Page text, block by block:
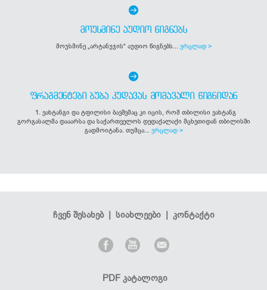
ᲛᲝᲣᲡᲛᲘᲜᲔ ᲐᲣᲓᲘᲝ ᲬᲘᲒᲜᲔᲑᲡ
მოუსმინე „არტანუჯის“ აუდიო წიგნებს... ვრცლად >
ᲤᲠᲐᲒᲛᲔᲜᲢᲔᲑᲘ ᲑᲣᲑᲐ ᲙᲣᲓᲐᲕᲐᲡ ᲛᲝᲛᲐᲕᲐᲚᲘ ᲬᲘᲒᲜᲘᲓᲐᲜ
1. ვახტანგი და ტფილისი ბავშვმაც კი იცის, რომ თბილისი ვახტანგ
გორგასალმა დააარსა და საქართველოს დედაქალაქი მცხეთიდან თბილისში
გადმოიტანა. თუმცა... ვრცლად >
ჩვენ შესახებ| სიახლეები| კონტაქტი
PDF კატალოგი